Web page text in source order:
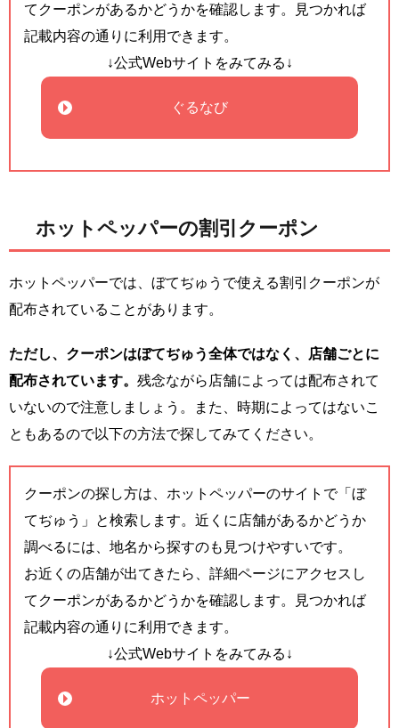
てクーポンがあるかどうかを確認します。見つかれば
記載内容の通りに利用できます。
↓公式Webサイトをみてみる↓
ぐるなび
ホットペッパーの割引クーポン
ホットペッパーでは、ぼてぢゅうで使える割引クーポンが
配布されていることがあります。
ただし、クーポンはぼてぢゅう全体ではなく、店舗ごとに
配布されています。 残念ながら店舗によっては配布されて
いないので注意しましょう。また、時期によってはないこ
ともあるので以下の方法で探してみてください。
クーポンの探し方は、ホットペッパーのサイトで「ぼ
てぢゅう」と検索します。近くに店舗があるかどうか
調べるには、地名から探すのも見つけやすいです。
お近くの店舗が出てきたら、詳細ページにアクセスし
てクーポンがあるかどうかを確認します。見つかれば
記載内容の通りに利用できます。
↓公式Webサイトをみてみる↓
ホットペッパー